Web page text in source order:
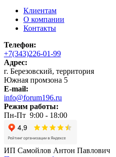
Клиентам
О компании
Контакты
Телефон:
+7(343)226-01-99
Адрес:
г. Березовский, территория
Южная промзона 5
E-mail:
info@forum196.ru
Режим работы:
Пн-Пт 9:00 - 18:00
ИП Самойлов Антон